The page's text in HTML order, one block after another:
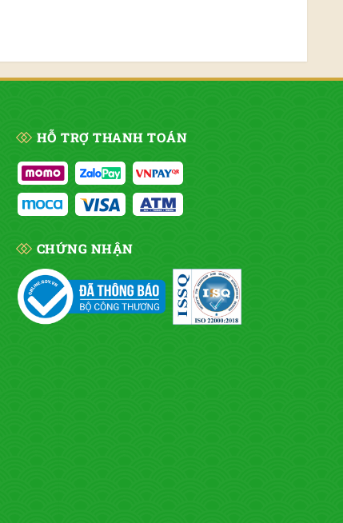
HỖ TRỢ THANH TOÁN
CHỨNG NHẬN